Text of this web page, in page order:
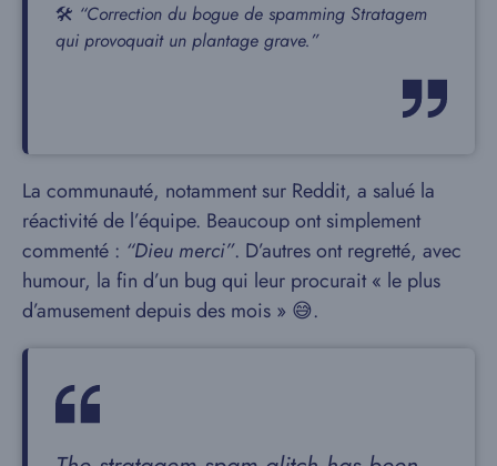
🛠️ “Correction du bogue de spamming Stratagem
qui provoquait un plantage grave.”
La communauté, notamment sur Reddit, a salué la
réactivité de l’équipe. Beaucoup ont simplement
commenté : “Dieu merci”. D’autres ont regretté, avec
humour, la fin d’un bug qui leur procurait « le plus
d’amusement depuis des mois » 😅.